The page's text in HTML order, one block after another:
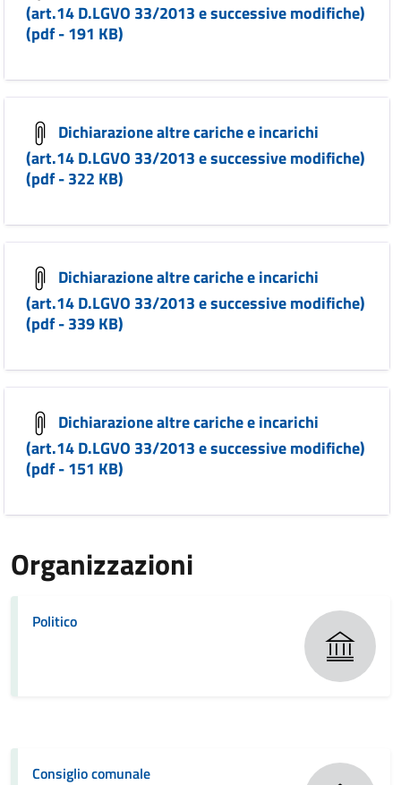
(art.14 D.LGVO 33/2013 e successive modifiche)
(pdf - 191 KB)
Dichiarazione altre cariche e incarichi
(art.14 D.LGVO 33/2013 e successive modifiche)
(pdf - 322 KB)
Dichiarazione altre cariche e incarichi
(art.14 D.LGVO 33/2013 e successive modifiche)
(pdf - 339 KB)
Dichiarazione altre cariche e incarichi
(art.14 D.LGVO 33/2013 e successive modifiche)
(pdf - 151 KB)
Organizzazioni
Politico
Consiglio comunale